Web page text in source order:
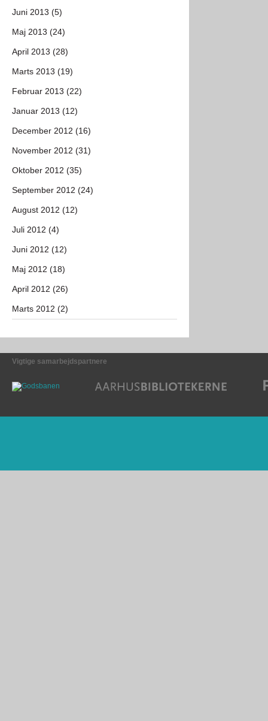
Juni 2013 (5)
Maj 2013 (24)
April 2013 (28)
Marts 2013 (19)
Februar 2013 (22)
Januar 2013 (12)
December 2012 (16)
November 2012 (31)
Oktober 2012 (35)
September 2012 (24)
August 2012 (12)
Juli 2012 (4)
Juni 2012 (12)
Maj 2012 (18)
April 2012 (26)
Marts 2012 (2)
Vigtige samarbejdspartnere